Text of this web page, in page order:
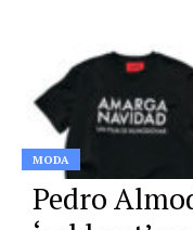
MODA
Pedro